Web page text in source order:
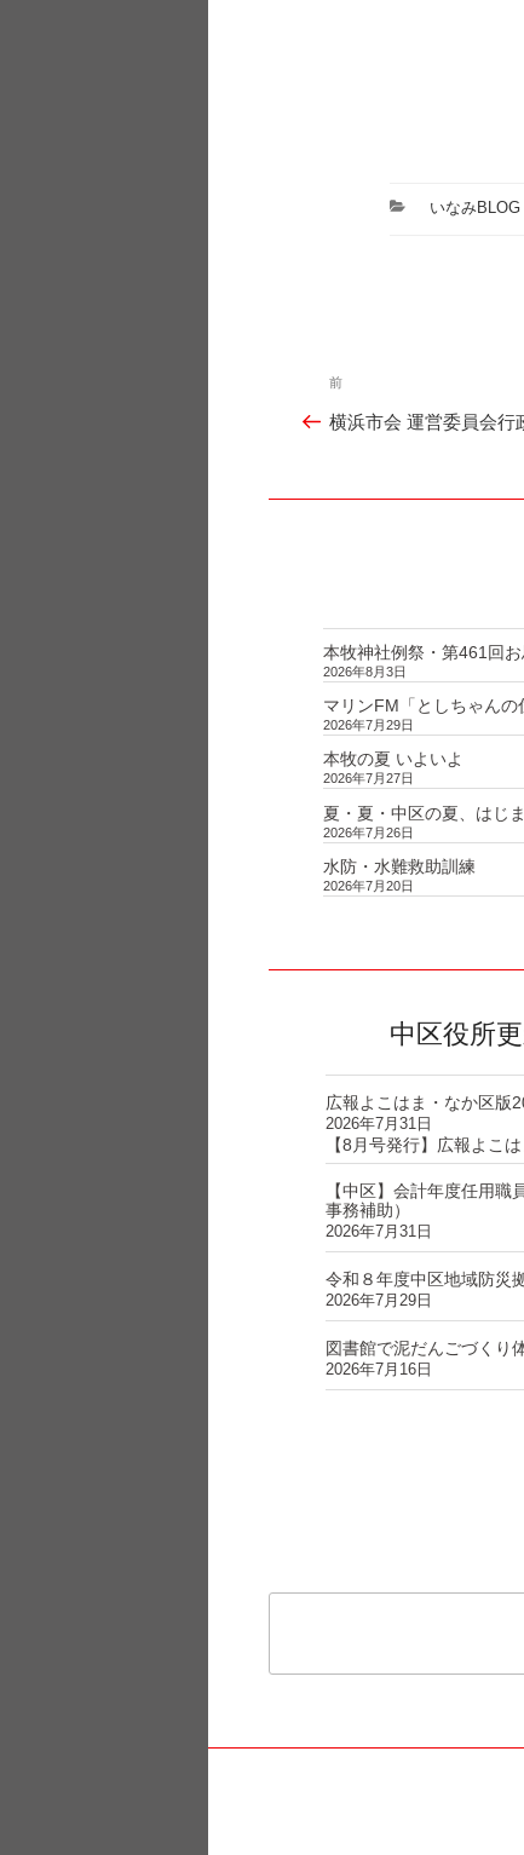
カ
いなみBLOG
ナ
ゲ
ン
過
去
前
横浜市会 運営委員会行
本牧神社例祭・第461回お
2026年8月3日
マリンFM「としちゃん
2026年7月29日
本牧の夏 いよいよ
2026年7月27日
夏・夏・中区の夏、はじ
2026年7月26日
水防・水難救助訓練
2026年7月20日
中区役所
広報よこはま・なか区版
2026年7月31日
【8月号発行】広報よこ
【中区】会計年度任用職
事務補助）
2026年7月31日
令和８年度中区地域防災
2026年7月29日
図書館で泥だんごづくり
2026年7月16日